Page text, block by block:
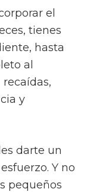
el
tienes
hasta
al
y
darte un
Y no
pequeños